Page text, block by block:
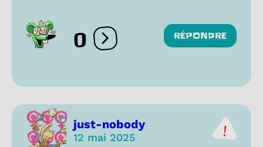
0 Ouvrir les réactions
RÉPONDRE
just-nobody
12 mai 2025